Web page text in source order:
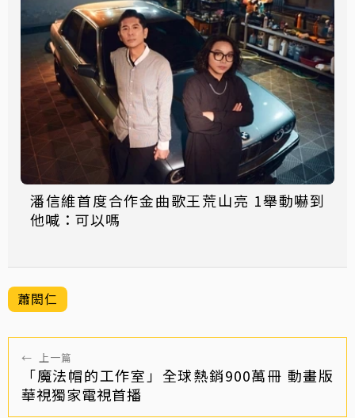
潘信維首度合作金曲歌王荒山亮 1舉動嚇到
他喊：可以嗎
蕭閎仁
← 上一篇
「魔法帽的工作室」全球熱銷900萬冊 動畫版
華視獨家電視首播